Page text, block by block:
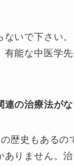
いで下さい。
有能な中医学
連の治療法がな
歴史もあるの
ありません。